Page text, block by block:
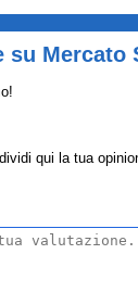
su Mercato
qui la tua